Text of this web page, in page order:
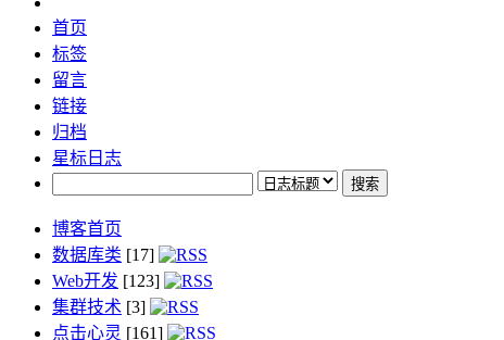
首页
标签
留言
链接
归档
星标日志
博客首页
数据库类 [17]
Web开发 [123]
集群技术 [3]
点击心灵 [161]